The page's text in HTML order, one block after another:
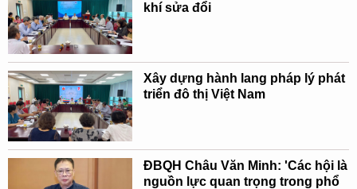
khí sửa đổi
Xây dựng hành lang pháp lý phát
triển đô thị Việt Nam
ĐBQH Châu Văn Minh: 'Các hội là
nguồn lực quan trọng trong phổ